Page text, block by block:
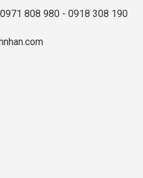
808 980 - 0918 308 190